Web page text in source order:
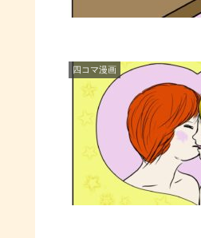
四コマ漫画